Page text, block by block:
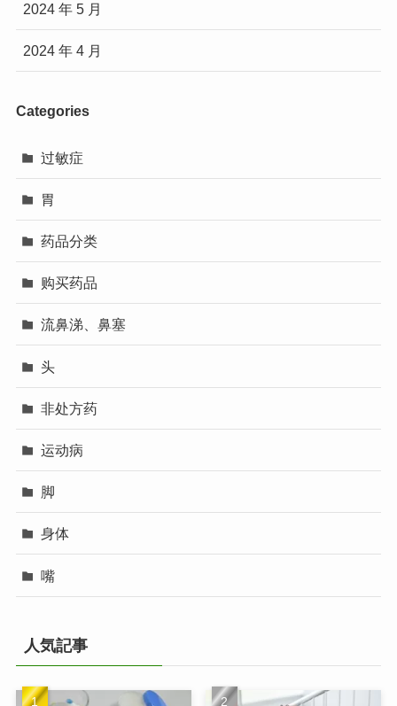
2024 年 5 月
2024 年 4 月
Categories
过敏症
胃
药品分类
购买药品
流鼻涕、鼻塞
头
非处方药
运动病
脚
身体
嘴
人気記事